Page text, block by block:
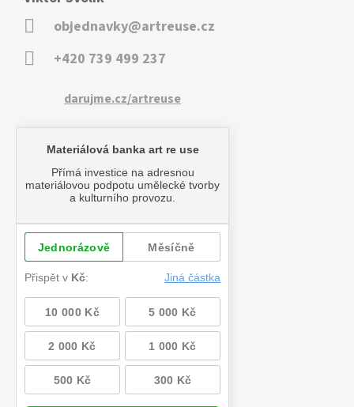
objednavky@artreuse.cz
+420 739 499 237
darujme.cz/artreuse